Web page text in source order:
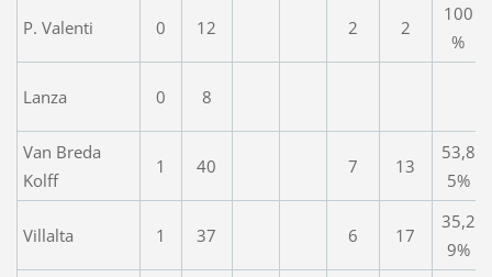
P. Valenti 0 12 2 2
100
%
Lanza 0 8
Van Breda
Kolff
1 40 7 13
53,8
5%
Villalta 1 37 6 17
35,2
9%